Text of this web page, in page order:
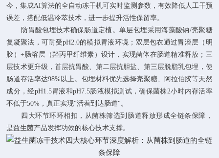
今，集成AI算法的全自动冻干机可实时监测参数，有效降低人工干预
误差，搭配低温冷萃技术，进一步提升活性保留率。
防胃酸包埋技术确保肠道定植。单层包埋采用海藻酸钠/壳聚糖
复凝聚法，可耐受pH2.0的模拟胃液环境；双层包衣通过胃溶层（明
胶）+肠溶层（羟丙甲纤维素）设计，实现菌体在肠道精准释放；三
层技术更升级，首层抗胃酸、第二层抗胆盐、第三层脱脂乳包埋，使
肠道存活率达98%以上。包埋材料优先选择壳聚糖、阿拉伯胶等天然
成分，经pH1.5胃液和pH7.5肠液模拟测试，确保菌株2小时内存活率
不低于50%，真正实现“活着到达肠道"。
四大环节环环相扣，从菌株筛选到肠道释放形成全链条保障，
是益生菌产品发挥功效的核心技术支撑。